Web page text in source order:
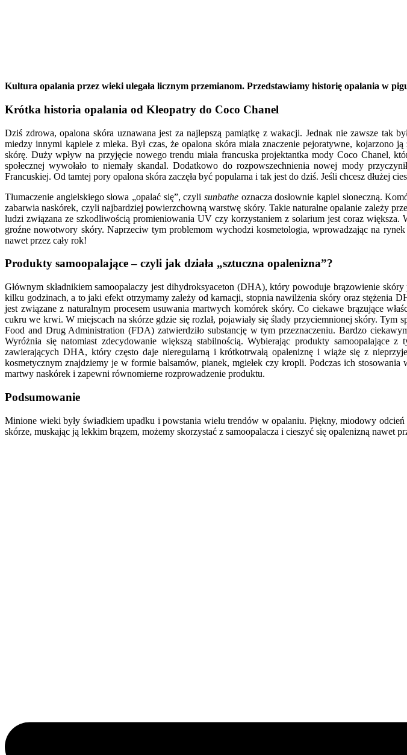
Kultura opalania przez wieki ulegała licznym przemianom. Przedstawiamy historię opalania w
Krótka historia opalania od Kleopatry do Coco Chanel
Dziś zdrowa, opalona skóra uznawana jest za najlepszą pamiątkę z wakacji. Jednak nie zawsze tak
miedzy innymi kąpiele z mleka. Był czas, że opalona skóra miała znaczenie pejoratywne, kojarzono
skórę. Duży wpływ na przyjęcie nowego trendu miała francuska projektantka mody Coco Chanel,
społecznej wywołało to niemały skandal. Dodatkowo do rozpowszechnienia nowej mody
Francuskiej. Od tamtej pory opalona skóra zaczęła być popularna i tak jest do dziś. Jeśli chcesz dłużej
Tłumaczenie angielskiego słowa „opalać się”, czyli sunbathe oznacza dosłownie kąpiel słoneczną.
zabarwia naskórek, czyli najbardziej powierzchowną warstwę skóry. Takie naturalne opalanie zależy
ludzi związana ze szkodliwością promieniowania UV czy korzystaniem z solarium jest coraz
groźne nowotwory skóry. Naprzeciw tym problemom wychodzi kosmetologia, wprowadzając na
nawet przez cały rok!
Produkty samoopalające – czyli jak działa „sztuczna opalenizna”?
Głównym składnikiem samoopalaczy jest dihydroksyaceton (DHA), który powoduje brązowienie
kilku godzinach, a to jaki efekt otrzymamy zależy od karnacji, stopnia nawilżenia skóry oraz stężenia
jest związane z naturalnym procesem usuwania martwych komórek skóry. Co ciekawe brązujące
cukru we krwi. W miejscach na skórze gdzie się rozlał, pojawiały się ślady przyciemnionej skóry.
Food and Drug Administration (FDA) zatwierdziło substancję w tym przeznaczeniu. Bardzo
Wyróżnia się natomiast zdecydowanie większą stabilnością. Wybierając produkty samoopalające
zawierających DHA, który często daje nieregularną i krótkotrwałą opaleniznę i wiąże się z
kosmetycznym znajdziemy je w formie balsamów, pianek, mgiełek czy kropli. Podczas ich
martwy naskórek i zapewni równomierne rozprowadzenie produktu.
Podsumowanie
Minione wieki były świadkiem upadku i powstania wielu trendów w opalaniu. Piękny, miodowy
skórze, muskając ją lekkim brązem, możemy skorzystać z samoopalacza i cieszyć się opalenizną nawet